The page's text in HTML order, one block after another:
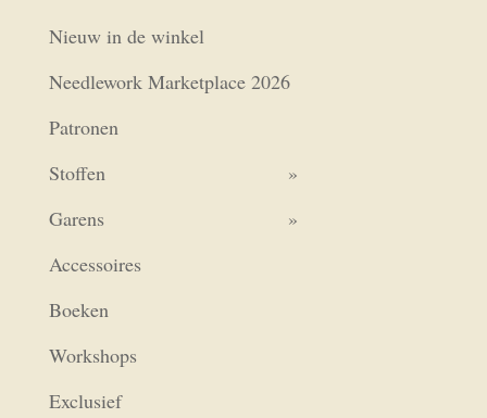
Nieuw in de winkel
Needlework Marketplace 2026
Patronen
Stoffen
Garens
Accessoires
Boeken
Workshops
Exclusief